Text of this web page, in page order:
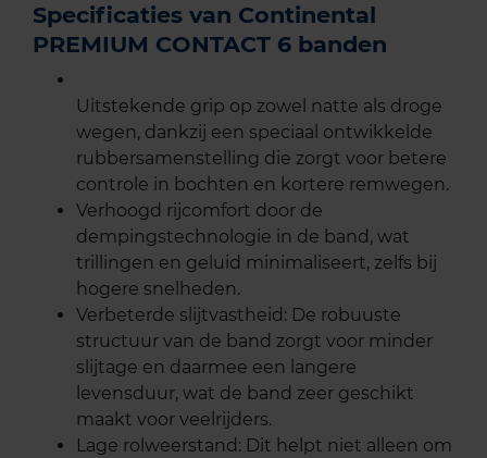
Specificaties van Continental
PREMIUM CONTACT 6 banden
Uitstekende grip op zowel natte als droge
wegen, dankzij een speciaal ontwikkelde
rubbersamenstelling die zorgt voor betere
controle in bochten en kortere remwegen.
Verhoogd rijcomfort door de
dempingstechnologie in de band, wat
trillingen en geluid minimaliseert, zelfs bij
hogere snelheden.
Verbeterde slijtvastheid: De robuuste
structuur van de band zorgt voor minder
slijtage en daarmee een langere
levensduur, wat de band zeer geschikt
maakt voor veelrijders.
Lage rolweerstand: Dit helpt niet alleen om